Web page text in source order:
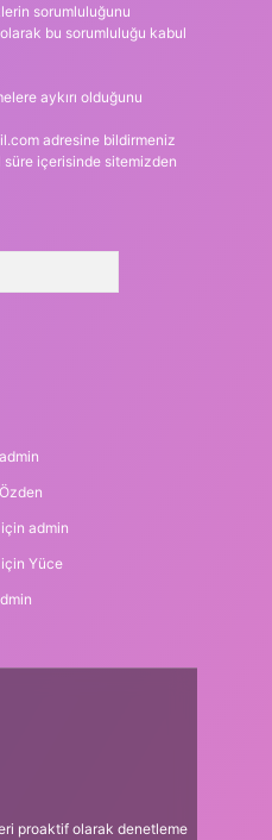
sorumluluğunu
bu sorumluluğu kabul
aykırı olduğunu
adresine bildirmeniz
içerisinde sitemizden
admin
Özden
için admin
için Yüce
proaktif olarak denetleme